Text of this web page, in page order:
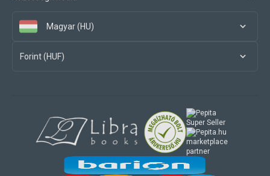
Magyar (HU)
Forint (HUF)
marketplace
partner